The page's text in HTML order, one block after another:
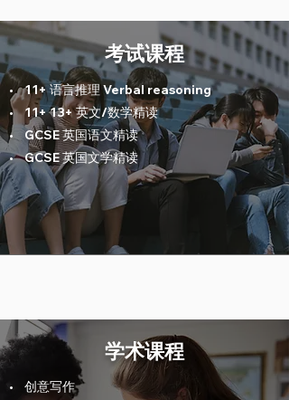
考试课程
• 11+ 语言推理 Verbal reasoning
• 11+ 13+ 英文/数学精读
• GCSE 英国语文精读
• GCSE 英国文学精读
学术课程
• 创意写作